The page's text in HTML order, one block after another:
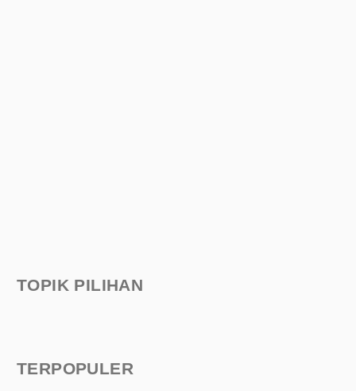
TOPIK PILIHAN
TERPOPULER